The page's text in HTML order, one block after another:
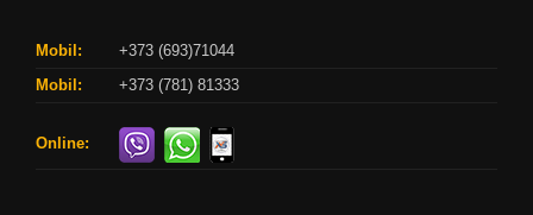
Mobil:
+373 (693)71044
Mobil:
+373 (781) 81333
Online: